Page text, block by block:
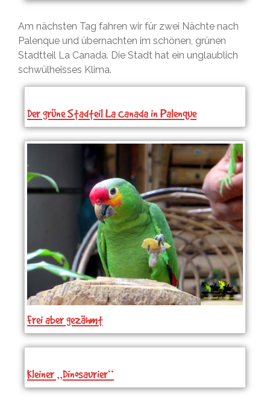
Am nächsten Tag fahren wir für zwei Nächte nach
Palenque und übernachten im schönen, grünen
Stadtteil La Canada. Die Stadt hat ein unglaublich
schwülheisses Klima.
Der grüne Stadteil La Canada in Palenque
Frei aber gezähmt
Kleiner „Dinosaurier“